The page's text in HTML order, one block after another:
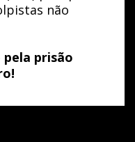
não
pela prisão